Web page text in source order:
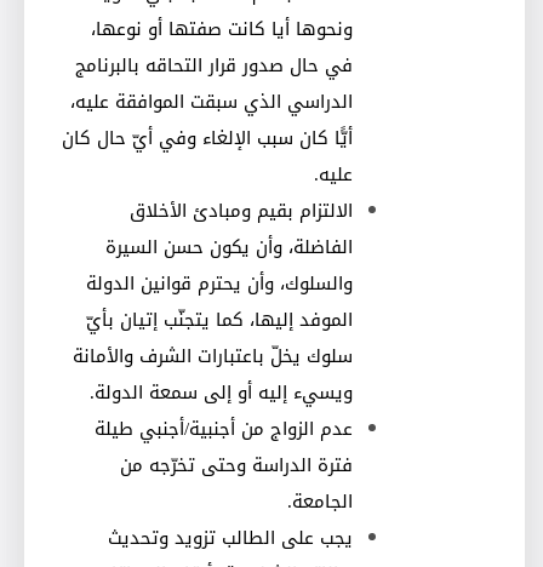
ونحوها أيا كانت صفتها أو نوعها،
في حال صدور قرار التحاقه بالبرنامج
الدراسي الذي سبقت الموافقة عليه،
أيًّا كان سبب الإلغاء وفي أيّ حال كان
عليه.
الالتزام بقيم ومبادئ الأخلاق
الفاضلة، وأن يكون حسن السيرة
والسلوك، وأن يحترم قوانين الدولة
الموفد إليها، كما يتجنّب إتيان بأيّ
سلوك يخلّ باعتبارات الشرف والأمانة
ويسيء إليه أو إلى سمعة الدولة.
عدم الزواج من أجنبية/أجنبي طيلة
فترة الدراسة وحتى تخرّجه من
الجامعة.
يجب على الطالب تزويد وتحديث